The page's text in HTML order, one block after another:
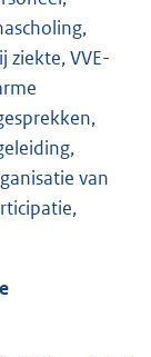
ziekte, VVE-
van